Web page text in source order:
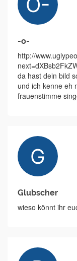
-o-
http://
da hast dein bild
und ich kenne eh
frauenstimme
Glubscher
wieso könnt ihr